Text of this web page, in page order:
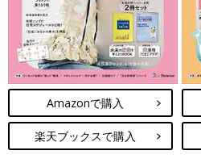
Amazonで購入
楽天ブックスで購入